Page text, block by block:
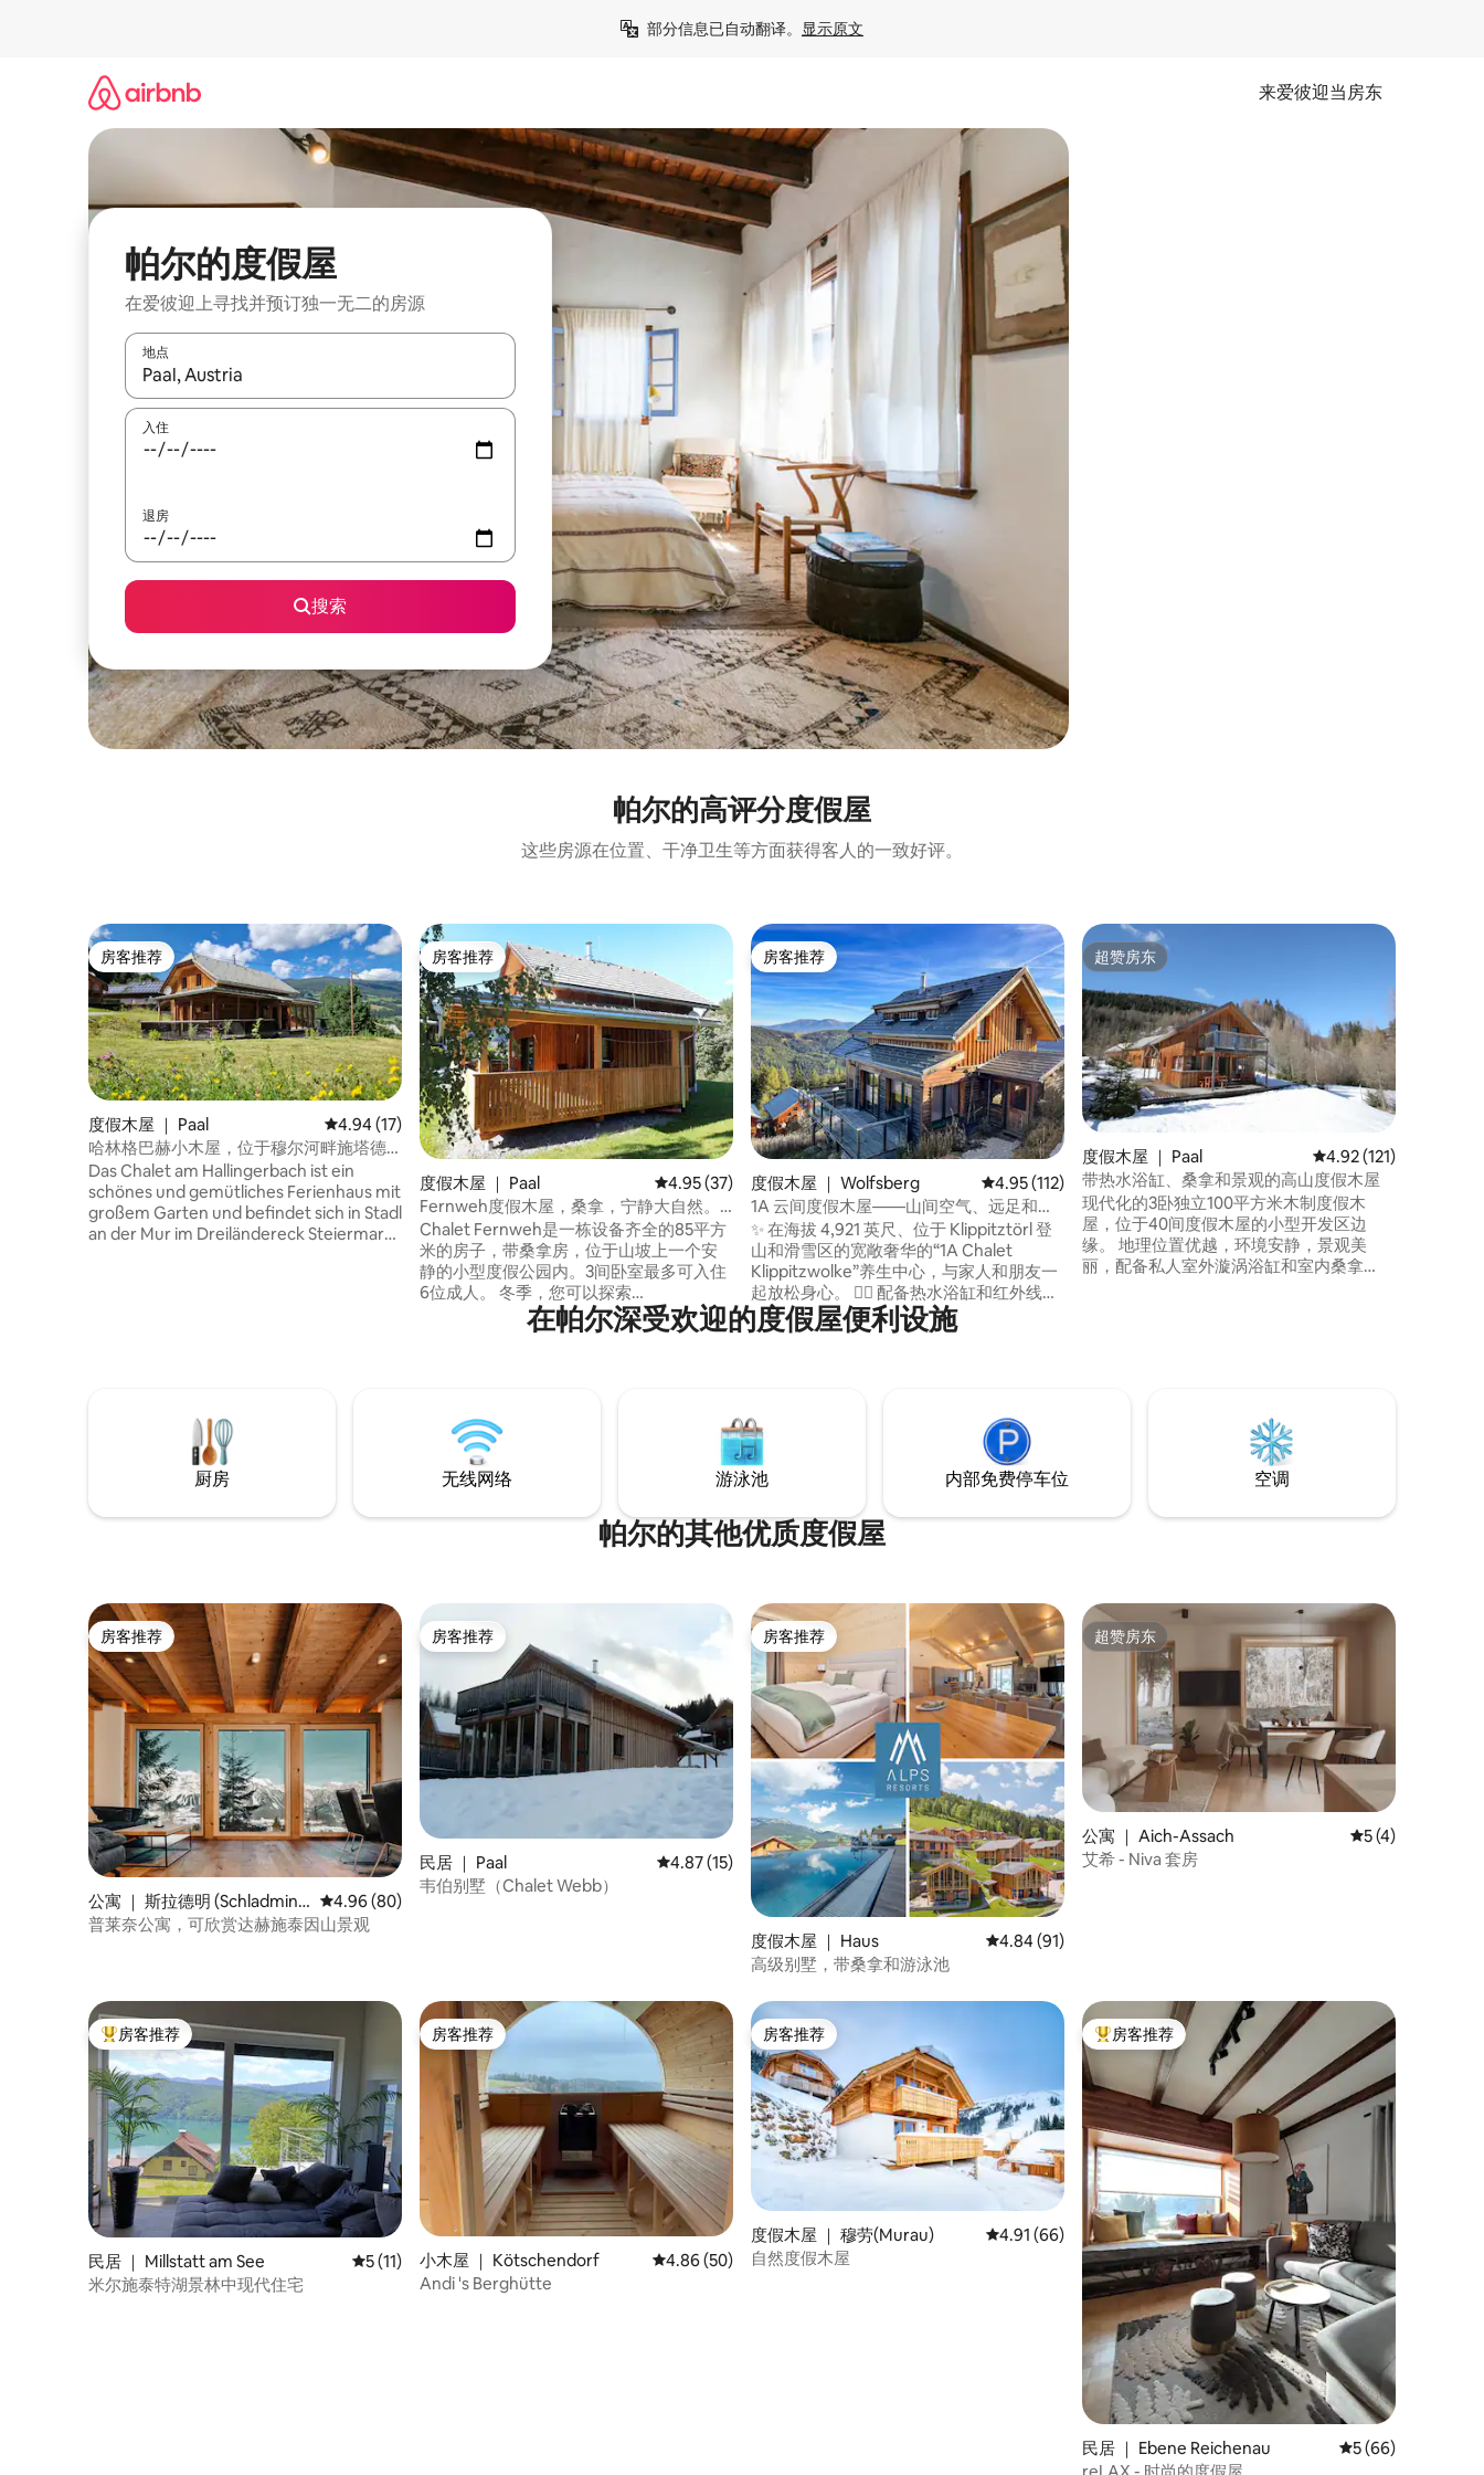
部分信息已自动翻译。 显示原文
来爱彼迎当房东
帕尔的度假屋
在爱彼迎上寻找并预订独一无二的房源
地点
如有搜索结果，请使用上下方向键查看，或通过点击或滑动手势浏览。
入住
退房
搜索
帕尔的高评分度假屋
这些房源在位置、干净卫生等方面获得客人的一致好评。
房客推荐
房客推荐
度假木屋 ｜ Paal 平均评分 4.94 分（满分 5 分），共 17 条评价
4.94 (17)
哈林格巴赫小木屋，位于穆尔河畔施塔德
尔
Das Chalet am Hallingerbach ist ein
schönes und gemütliches Ferienhaus mit
großem Garten und befindet sich in Stadl
an der Mur im Dreiländereck Steiermark/
房客推荐
房客推荐
度假木屋 ｜ Paal 平均评分 4.95 分（满分 5 分），共 37 条评价
4.95 (37)
Fernweh度假木屋，桑拿，宁静大自然。
10分钟到达雪道
Chalet Fernweh是一栋设备齐全的85平方
米的房子，带桑拿房，位于山坡上一个安
静的小型度假公园内。3间卧室最多可入住
6位成人。 冬季，您可以探索
Kreischberg、Turracher Höhe和
Obertauern的雪道，或者去滑雪橇或雪鞋
拉赫（Villach）或克拉根福特
（Klagenfurt）城市旅游。
房客推荐
房客推荐
度假木屋 ｜ Wolfsberg 平均评分 4.95 分（满分 5 分），共 112 条评价
4.95 (112)
1A 云间度假木屋——山间空气、远足和养
生
✨ 在海拔 4,921 英尺、位于 Klippitztörl 登
山和滑雪区的宽敞奢华的“1A Chalet
Klippitzwolke”养生中心，与家人和朋友一
起放松身心。 🧖‍♂️ 配备热水浴缸和红外线浴
室的玻璃门水疗区域 🛏️ 最多可入住 10 位房
客（3 间双人床客房、1 间配备双层床和沙
放松和烧烤
超赞房东
超赞房东
度假木屋 ｜ Paal 平均评分 4.92 分（满
4.92 (121)
带热水浴缸、桑拿和景观的高山度假木屋
现代化的3卧独立100平方米木制度假木
屋，位于40间度假木屋的小型开发区边
缘。 地理位置优越，环境安静，景观美
丽，配备私人室外漩涡浴缸和室内桑拿
在帕尔深受欢迎的度假屋便利设施
厨房 无线网络 游泳池 内部免费停车位 空调
帕尔的其他优质度假屋
房客推荐
房客推荐
公寓 ｜ 斯拉德明 (Schladmin
g)
平均评分 4.96 分（满分 5 分），共 80 条评价
4.96 (80)
普莱奈公寓，可欣赏达赫施泰因山景观
房客推荐
房客推荐
民居 ｜ Paal 平均评分 4.87 分（满分 5 分），共 15 条评价
4.87 (15)
韦伯别墅（Chalet Webb）
房客推荐
房客推荐
度假木屋 ｜ Haus 平均评分 4.84 分（满分 5 分），共 91 条评价
4.84 (91)
高级别墅，带桑拿和游泳池
超赞房东
超赞房东
公寓 ｜ Aich-Assach 平均评分 5 分（
5 (4)
艾希 - Niva 套房
热门「房客推荐」
房客推荐
民居 ｜ Millstatt am See 平均评分 5 分（满分 5 分），共 11 条评价
5 (11)
米尔施泰特湖景林中现代住宅
房客推荐
房客推荐
小木屋 ｜ Kötschendorf 平均评分 4.86 分（满分 5 分），共 50 条评价
4.86 (50)
Andi 's Berghütte
房客推荐
房客推荐
度假木屋 ｜ 穆劳(Murau) 平均评分 4.91 分（满分 5 分），共 66 条评价
4.91 (66)
自然度假木屋
热门「房客推荐」
房客推荐
民居 ｜ Ebene Reichenau 平均评分 5 分（满
5 (66)